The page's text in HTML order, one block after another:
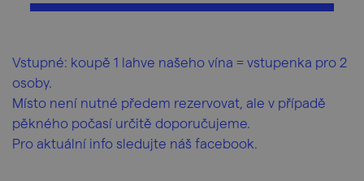
Vstupné: koupě 1 lahve našeho vína = vstupenka pro 2
osoby.
Místo není nutné předem rezervovat, ale v případě
pěkného počasí určitě doporučujeme.
Pro aktuální info sledujte náš facebook.